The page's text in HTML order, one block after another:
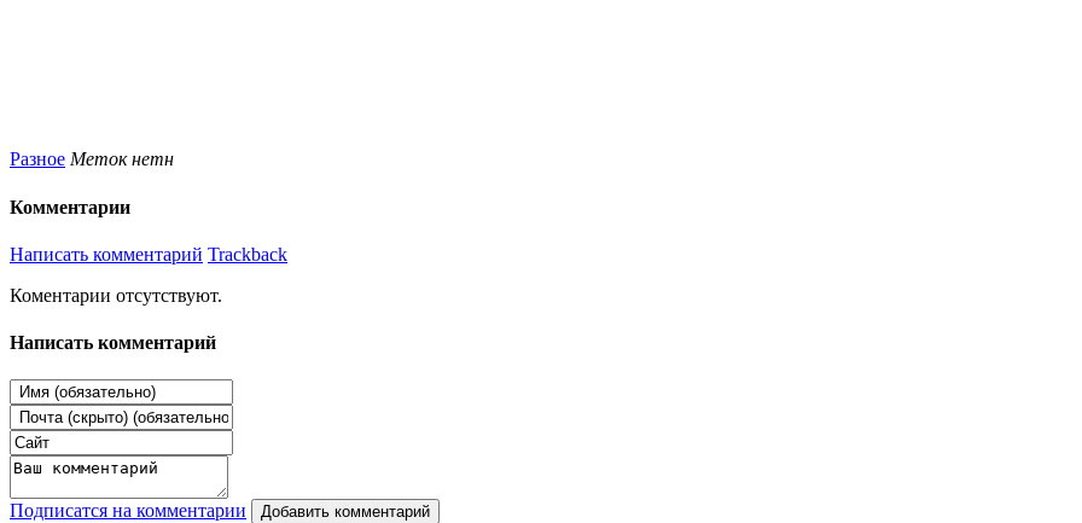
Разное Меток нетн
Комментарии
Написать комментарий Trackback
Коментарии отсутствуют.
Написать комментарий
Подписатся на комментарии Добавить комментарий